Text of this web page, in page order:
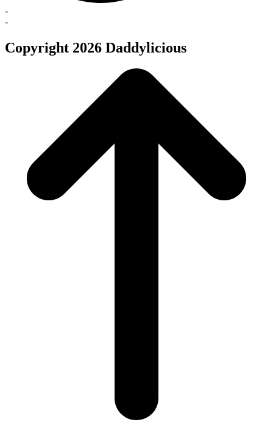
-
-
Copyright 2026 Daddylicious